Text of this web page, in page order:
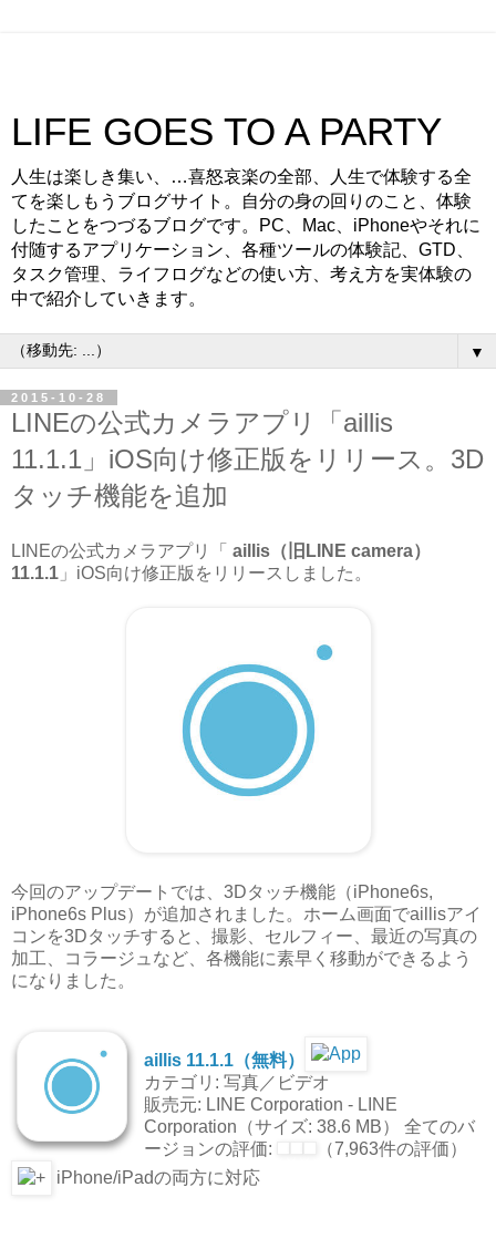
LIFE GOES TO A PARTY
人生は楽しき集い、…喜怒哀楽の全部、人生で体験する全
てを楽しもうブログサイト。自分の身の回りのこと、体験
したことをつづるブログです。PC、Mac、iPhoneやそれに
付随するアプリケーション、各種ツールの体験記、GTD、
タスク管理、ライフログなどの使い方、考え方を実体験の
中で紹介していきます。
▼
2015-10-28
LINEの公式カメラアプリ「aillis
11.1.1」iOS向け修正版をリリース。3D
タッチ機能を追加
LINEの公式カメラアプリ「 aillis（旧LINE camera）
11.1.1 」iOS向け修正版をリリースしました。
今回のアップデートでは、3Dタッチ機能（iPhone6s,
iPhone6s Plus）が追加されました。ホーム画面でaillisアイ
コンを3Dタッチすると、撮影、セルフィー、最近の写真の
加工、コラージュなど、各機能に素早く移動ができるよう
になりました。
aillis 11.1.1（無料）
カテゴリ: 写真／ビデオ
販売元: LINE Corporation - LINE
Corporation（サイズ: 38.6 MB） 全てのバ
ージョンの評価:
（7,963件の評価）
iPhone/iPadの両方に対応